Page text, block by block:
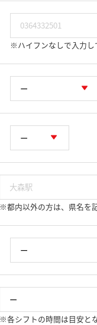
※ハイフンなしで入力し
※都内以外の方は、県名を
※各シフトの時間は目安と